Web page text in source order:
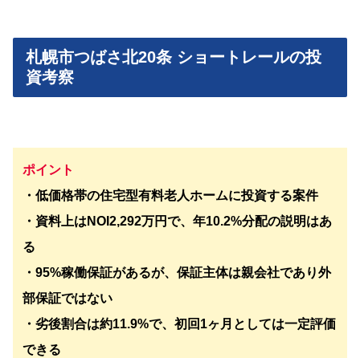
札幌市つばさ北20条 ショートレールの投
資考察
ポイント
・低価格帯の住宅型有料老人ホームに投資する案件
・資料上はNOI2,292万円で、年10.2%分配の説明はあ
る
・95%稼働保証があるが、保証主体は親会社であり外
部保証ではない
・劣後割合は約11.9%で、初回1ヶ月としては一定評価
できる